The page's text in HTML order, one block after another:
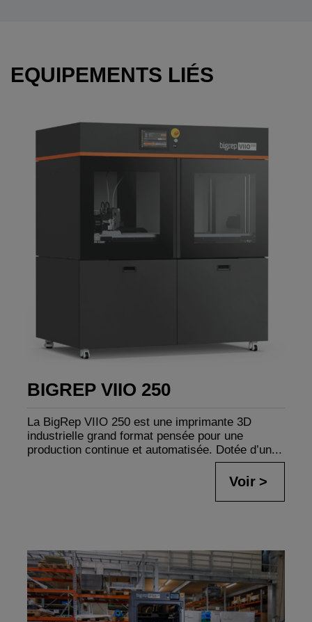
EQUIPEMENTS LIÉS
BIGREP VIIO 250
La BigRep VIIO 250 est une imprimante 3D
industrielle grand format pensée pour une
production continue et automatisée. Dotée d’un...
Voir